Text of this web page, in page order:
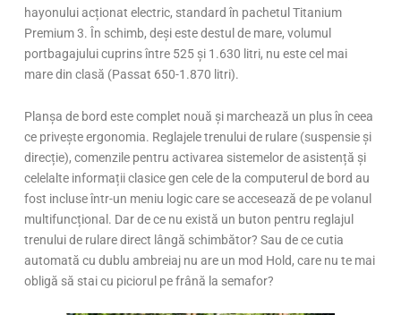
hayonului acționat electric, standard în pachetul Titanium
Premium 3. În schimb, deși este destul de mare, volumul
portbagajului cuprins între 525 și 1.630 litri, nu este cel mai
mare din clasă (Passat 650-1.870 litri).
Planșa de bord este complet nouă și marchează un plus în ceea
ce privește ergonomia. Reglajele trenului de rulare (suspensie și
direcție), comenzile pentru activarea sistemelor de asistență și
celelalte informații clasice gen cele de la computerul de bord au
fost incluse într-un meniu logic care se accesează de pe volanul
multifuncțional. Dar de ce nu există un buton pentru reglajul
trenului de rulare direct lângă schimbător? Sau de ce cutia
automată cu dublu ambreiaj nu are un mod Hold, care nu te mai
obligă să stai cu piciorul pe frână la semafor?